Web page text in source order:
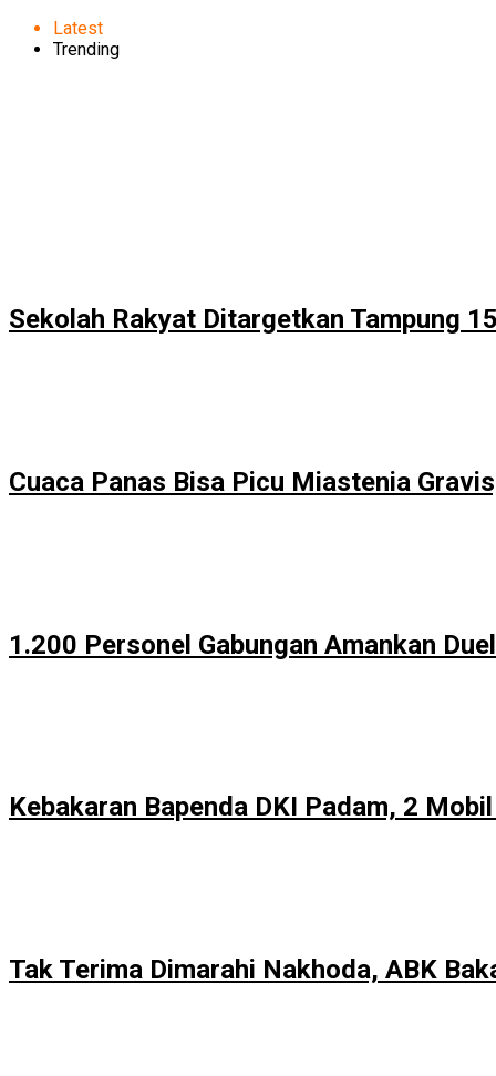
Latest
Trending
Sekolah Rakyat Ditargetkan Tampung
Cuaca Panas Bisa Picu Miastenia
1.200 Personel Gabungan Amankan
Kebakaran Bapenda DKI Padam, 2
Tak Terima Dimarahi Nakhoda, ABK